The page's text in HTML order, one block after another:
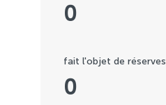
0
0
fait l'objet de réserves